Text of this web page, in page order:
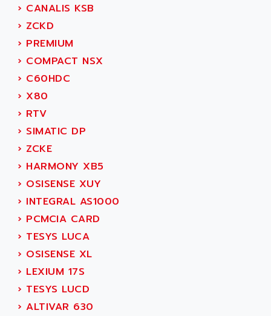
984 SERIE
SIMODRIVE
TSX21
C350
15N
PB15
SMC500
SMC200 / 500
PLC-5
NC
SYSMAC
SERVO MOTOR
PERMANENT MAGNET MOTOR
BPH
MASAP
BSM SERIE
SIMODRIVE 210
› CANALIS KSB
› ZCKD
› PREMIUM
› COMPACT NSX
› C60HDC
› X80
› RTV
› SIMATIC DP
› ZCKE
› HARMONY XB5
› OSISENSE XUY
› INTEGRAL AS1000
› PCMCIA CARD
› TESYS LUCA
› OSISENSE XL
› LEXIUM 17S
› TESYS LUCD
› ALTIVAR 630